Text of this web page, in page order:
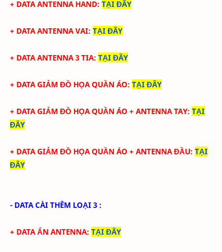
+ DATA ANTENNA HAND: TẠI ĐÂY
+ DATA ANTENNA VAI: TẠI ĐÂY
+ DATA ANTENNA 3 TIA: TẠI ĐÂY
+ DATA GIẢM ĐỒ HỌA QUẦN ÁO: TẠI ĐÂY
+ DATA GIẢM ĐỒ HỌA QUẦN ÁO + ANTENNA TAY: TẠI
ĐÂY
+ DATA GIẢM ĐỒ HỌA QUẦN ÁO + ANTENNA ĐẦU: TẠI
ĐÂY
- DATA CÀI THÊM LOẠI 3 :
+ DATA ẨN ANTENNA: TẠI ĐÂY